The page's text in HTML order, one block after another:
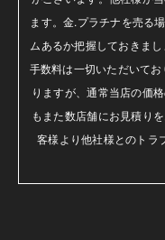
ます。金.プラチナを売る
ムあるか把握しておきま
手数料は一切いただいて
りますが、通常当店の価
もまた数店舗にお見積り
客様より他社様とのトラ